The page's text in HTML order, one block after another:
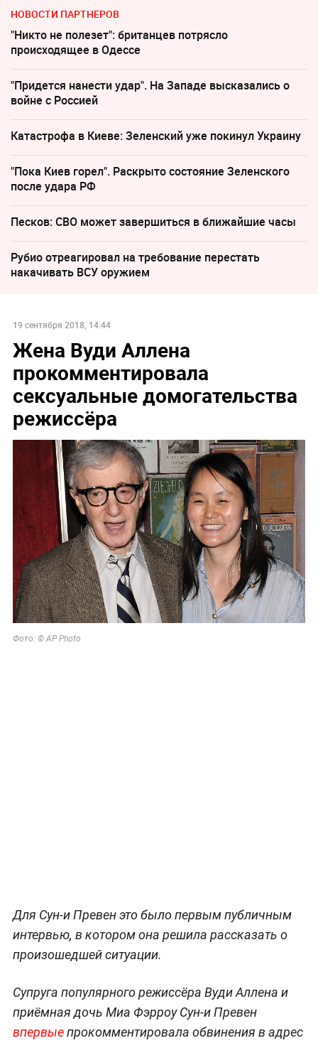
НОВОСТИ ПАРТНЕРОВ
"Никто не полезет": британцев потрясло
происходящее в Одессе
"Придется нанести удар". На Западе высказались о
войне с Россией
Катастрофа в Киеве: Зеленский уже покинул Украину
"Пока Киев горел". Раскрыто состояние Зеленского
после удара РФ
Песков: СВО может завершиться в ближайшие часы
Рубио отреагировал на требование перестать
накачивать ВСУ оружием
19 сентября 2018, 14:44
Жена Вуди Аллена
прокомментировала
сексуальные домогательства
режиссёра
Фото: © AP Photo
Для Сун-и Превен это было первым публичным
интервью, в котором она решила рассказать о
произошедшей ситуации.
Супруга популярного режиссёра Вуди Аллена и
приёмная дочь Миа Фэрроу Сун-и Превен
впервыепрокомментировала обвинения в адрес